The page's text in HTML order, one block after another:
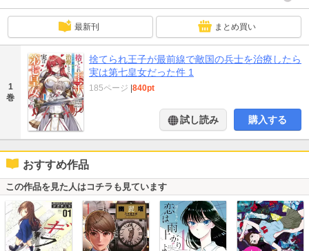
最新刊 まとめ買い
1
巻
捨てられ王子が最前線で敵国の兵士を治療したら
実は第七皇女だった件 1
185ページ |840pt
試し読み 購入する
おすすめ作品
この作品を見た人はコチラも見ています